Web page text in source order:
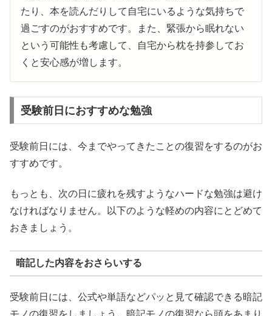
たり、本を読んだりして自宅にいるような気持ちで
過ごすのがおすすめです。また、緊張から眠れない
という可能性も考慮して、自宅から枕を持参してお
くと安心感が増します。
受験前日におすすめな勉強
受験前日には、今までやってきたことの復習をするのがお
すすめです。
もっとも、次の日に疲れを残すようなハードな勉強は避け
なければなりません。以下のような軽めの内容にとどめて
おきましょう。
暗記した内容をおさらいする
受験前日には、公式や単語などパッと見て確認できる暗記